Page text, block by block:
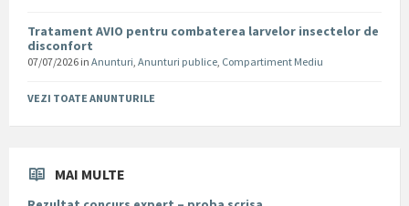
Tratament AVIO pentru combaterea larvelor insectelor de
disconfort
07/07/2026 in Anunturi, Anunturi publice, Compartiment Mediu
VEZI TOATE ANUNTURILE
MAI MULTE